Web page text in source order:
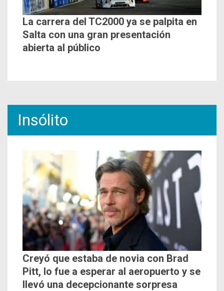
La carrera del TC2000 ya se palpita en
Salta con una gran presentación
abierta al público
Insólito
Creyó que estaba de novia con Brad
Pitt, lo fue a esperar al aeropuerto y se
llevó una decepcionante sorpresa